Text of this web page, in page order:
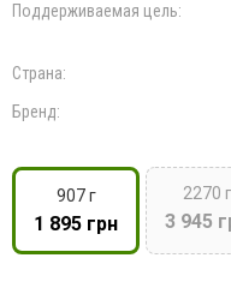
Поддерживаемая цель:
Страна:
Бренд:
907 г
1 895 грн
2270 г
3 945